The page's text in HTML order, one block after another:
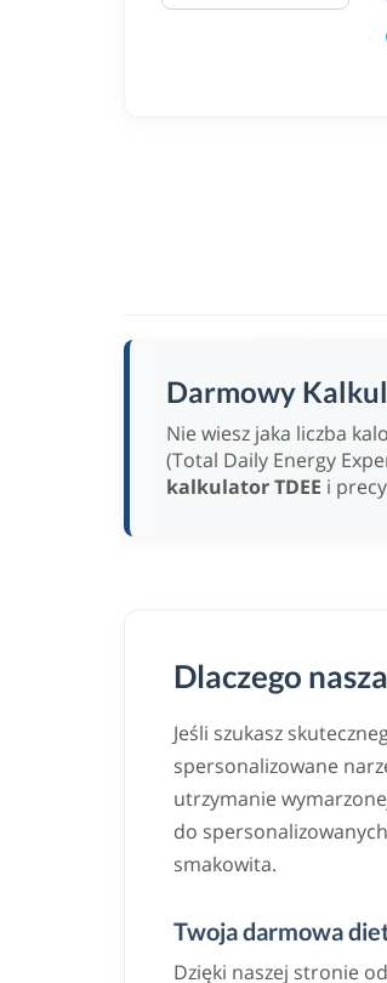
Darmowy
Nie wiesz jaka liczba
(Total Daily Energy
kalkulator TDEE i
Dlaczego
Jeśli szukasz
spersonalizowane
utrzymanie
do
smakowita.
Twoja darmowa
Dzięki naszej stronie